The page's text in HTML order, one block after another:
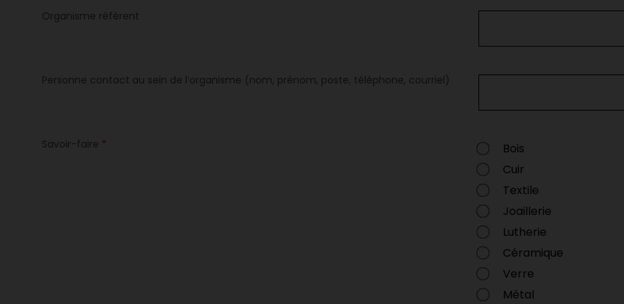
Organisme référent
Personne contact au sein de l’organisme (nom, prénom, poste, téléphone, courriel)
Savoir-faire *
Bois
Cuir
Textile
Joaillerie
Lutherie
Céramique
Verre
Métal